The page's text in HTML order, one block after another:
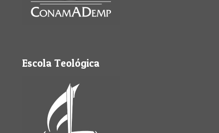
Escola Teológica